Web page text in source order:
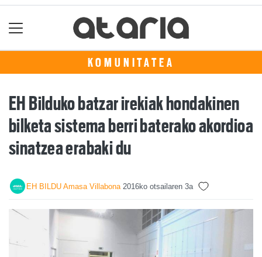
KOMUNITATEA
EH Bilduko batzar irekiak hondakinen
bilketa sistema berri baterako akordioa
sinatzea erabaki du
EH BILDU Amasa Villabona 2016ko otsailaren 3a